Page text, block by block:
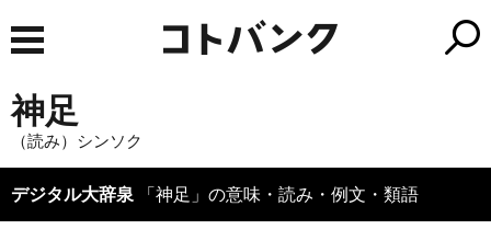
神足
（読み）シンソク
デジタル大辞泉 「神足」の意味・読み・例文・類語